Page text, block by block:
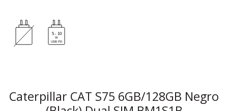
Caterpillar CAT S75 6GB/128GB Negro